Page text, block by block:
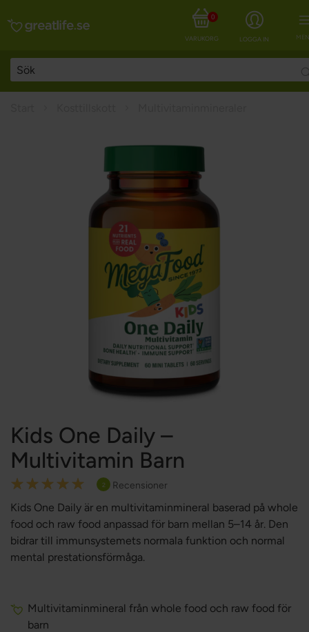
LOGGA IN
VARUKORG
0
Kids One Daily –
Multivitamin Barn
Rating:
100
% of100
2 Recensioner
Kids One Daily är en multivitaminmineral baserad på whole
food och raw food anpassad för barn mellan 5–14 år. Den
bidrar till immunsystemets normala funktion och normal
mental prestationsförmåga.
Multivitaminmineral från whole food och raw food för
barn